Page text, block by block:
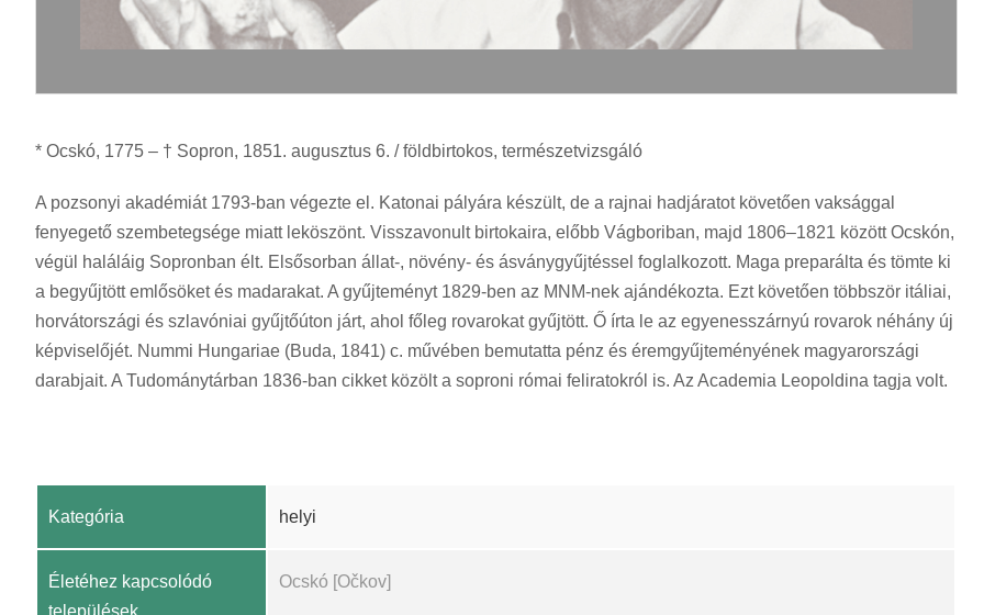
* Ocskó, 1775 – † Sopron, 1851. augusztus 6. / földbirtokos, természetvizsgáló
A pozsonyi akadémiát 1793-ban végezte el. Katonai pályára készült, de a rajnai hadjáratot követően vaksággal
fenyegető szembetegsége miatt leköszönt. Visszavonult birtokaira, előbb Vágboriban, majd 1806–1821 között Ocskón,
végül haláláig Sopronban élt. Elsősorban állat-, növény- és ásványgyűjtéssel foglalkozott. Maga preparálta és tömte ki
a begyűjtött emlősöket és madarakat. A gyűjteményt 1829-ben az MNM-nek ajándékozta. Ezt követően többször itáliai,
horvátországi és szlavóniai gyűjtőúton járt, ahol főleg rovarokat gyűjtött. Ő írta le az egyenesszárnyú rovarok néhány új
képviselőjét. Nummi Hungariae (Buda, 1841) c. művében bemutatta pénz és éremgyűjteményének magyarországi
darabjait. A Tudománytárban 1836-ban cikket közölt a soproni római feliratokról is. Az Academia Leopoldina tagja volt.
Kategória helyi
Életéhez kapcsolódó
települések
Ocskó [Očkov]